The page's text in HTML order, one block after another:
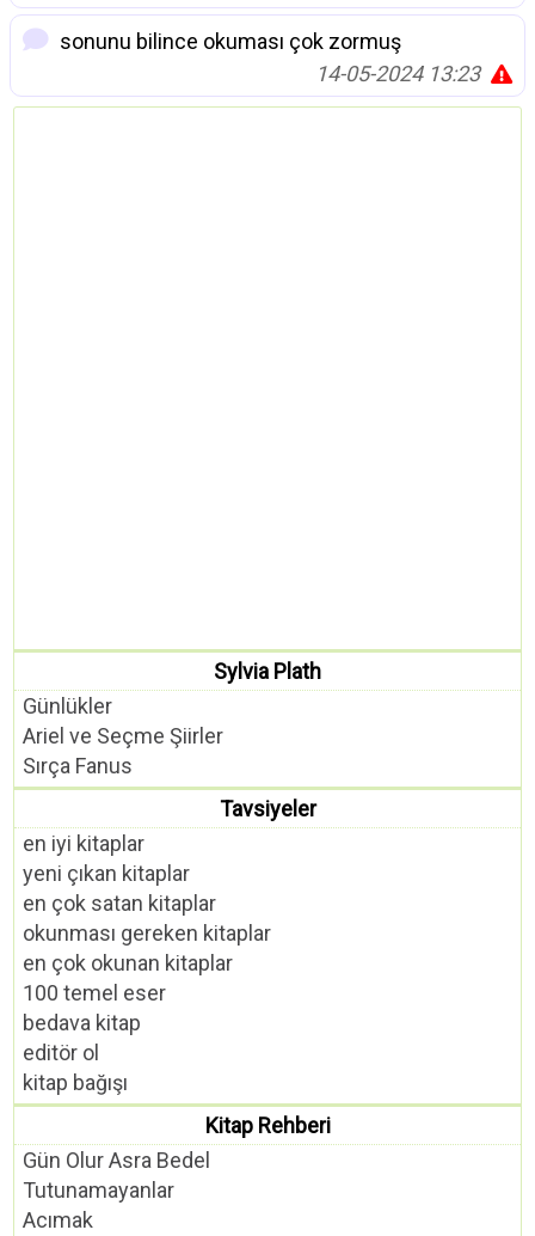
sonunu bilince okuması çok zormuş
14-05-2024 13:23
Sylvia Plath
Günlükler
Ariel ve Seçme Şiirler
Sırça Fanus
Tavsiyeler
en iyi kitaplar
yeni çıkan kitaplar
en çok satan kitaplar
okunması gereken kitaplar
en çok okunan kitaplar
100 temel eser
bedava kitap
editör ol
kitap bağışı
Kitap Rehberi
Gün Olur Asra Bedel
Tutunamayanlar
Acımak